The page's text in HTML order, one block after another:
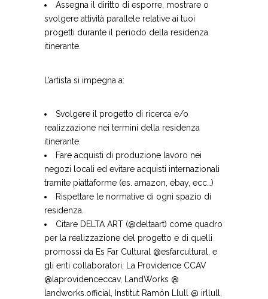
Assegna il diritto di esporre, mostrare o
svolgere attività parallele relative ai tuoi
progetti durante il periodo della residenza
itinerante.
L’artista si impegna a:
Svolgere il progetto di ricerca e/o
realizzazione nei termini della residenza
itinerante.
Fare acquisti di produzione lavoro nei
negozi locali ed evitare acquisti internazionali
tramite piattaforme (es. amazon, ebay, ecc…)
Rispettare le normative di ogni spazio di
residenza.
Citare DELTA ART (@deltaart) come quadro
per la realizzazione del progetto e di quelli
promossi da Es Far Cultural @esfarcultural, e
gli enti collaboratori, La Providence CCAV
@laprovidenceccav, LandWorks @
landworks.official, Institut Ramón Llull @ irllull,